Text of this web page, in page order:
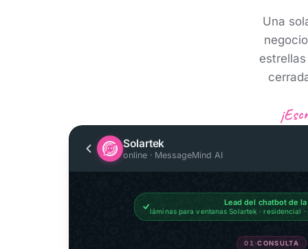
Una
Solartek
online · MessageMind AI
Lead del chatbot de
láminas para ventanas Solartek · residencial
01 ·CONSULTA